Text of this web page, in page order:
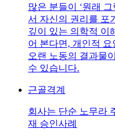
많은 분들이 ‘원래
서 자신의 권리를 포
깊이 있는 의학적 이
어 본다면, 개인적
오랜 노동의 결과물
수 있습니다.
근골격계
회사는 단순 노무라
재 승인사례